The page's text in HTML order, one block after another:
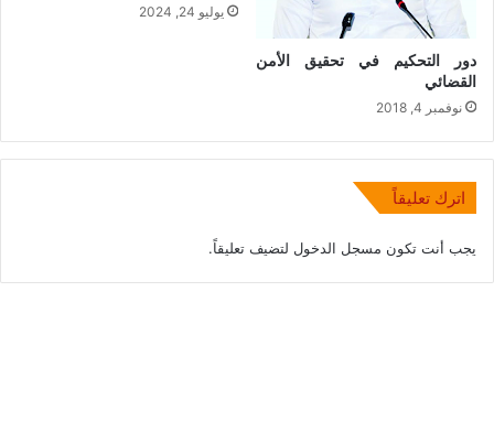
دور التحكيم في تحقيق الأمن
القضائي
نوفمبر 4, 2018
يوليو 24, 2024
اترك تعليقاً
يجب أنت تكون مسجل الدخول لتضيف تعليقاً.